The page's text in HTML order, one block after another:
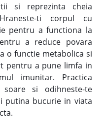
si reprezinta cheia
ti corpul cu
pentru a functiona la
a reduce povara
o functie metabolica si
pentru a pune limfa in
imunitar. Practica
si odihneste-te
putina bucurie in viata